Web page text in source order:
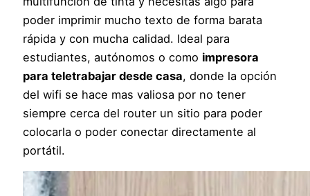
poder imprimir mucho texto de forma barata
rápida y con mucha calidad. Ideal para
estudiantes, autónomos o como impresora
para teletrabajar desde casa, donde la opción
del wifi se hace mas valiosa por no tener
siempre cerca del router un sitio para poder
colocarla o poder conectar directamente al
portátil.